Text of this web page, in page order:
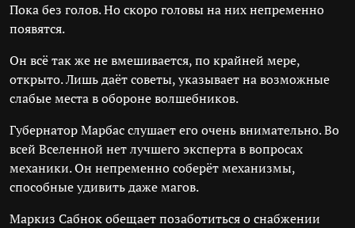
Пока без голов. Но скоро головы на них непременно
появятся.
Он всё так же не вмешивается, по крайней мере,
открыто. Лишь даёт советы, указывает на возможные
слабые места в обороне волшебников.
Губернатор Марбас слушает его очень внимательно. Во
всей Вселенной нет лучшего эксперта в вопросах
механики. Он непременно соберёт механизмы,
способные удивить даже магов.
Маркиз Сабнок обещает позаботиться о снабжении